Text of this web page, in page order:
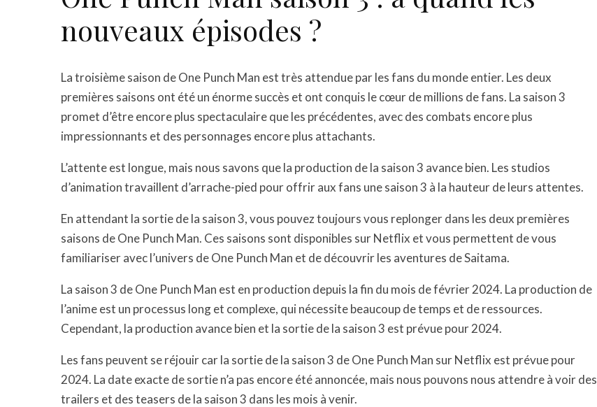
nouveaux épisodes ?
La troisième saison de One Punch Man est très attendue par les fans du monde entier. Les deux
premières saisons ont été un énorme succès et ont conquis le cœur de millions de fans. La saison 3
promet d’être encore plus spectaculaire que les précédentes, avec des combats encore plus
impressionnants et des personnages encore plus attachants.
L’attente est longue, mais nous savons que la production de la saison 3 avance bien. Les studios
d’animation travaillent d’arrache-pied pour offrir aux fans une saison 3 à la hauteur de leurs attentes.
En attendant la sortie de la saison 3, vous pouvez toujours vous replonger dans les deux premières
saisons de One Punch Man. Ces saisons sont disponibles sur Netflix et vous permettent de vous
familiariser avec l’univers de One Punch Man et de découvrir les aventures de Saitama.
La saison 3 de One Punch Man est en production depuis la fin du mois de février 2024. La production de
l’anime est un processus long et complexe, qui nécessite beaucoup de temps et de ressources.
Cependant, la production avance bien et la sortie de la saison 3 est prévue pour 2024.
Les fans peuvent se réjouir car la sortie de la saison 3 de One Punch Man sur Netflix est prévue pour
2024. La date exacte de sortie n’a pas encore été annoncée, mais nous pouvons nous attendre à voir des
trailers et des teasers de la saison 3 dans les mois à venir.